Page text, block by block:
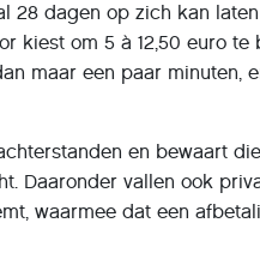
28 dagen op zich kan
kiest om 5 à 12,50 euro te
maar een paar minuten,
en bewaart
Daaronder vallen ook
waarmee dat een